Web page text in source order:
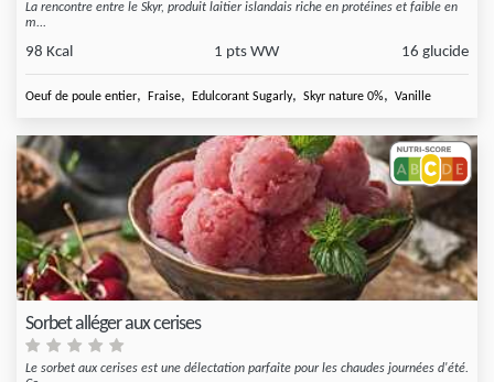
La rencontre entre le Skyr, produit laitier islandais riche en protéines et faible en
m...
98 Kcal 1 pts WW 16 glucide
Oeuf de poule entier, Fraise, Edulcorant Sugarly, Skyr nature 0%, Vanille
Sorbet alléger aux cerises
Le sorbet aux cerises est une délectation parfaite pour les chaudes journées d'été.